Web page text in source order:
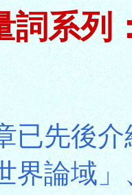
詞系列
已先後
界論域